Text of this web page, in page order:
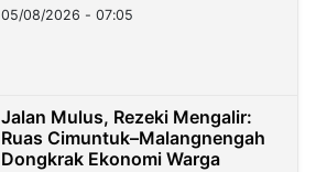
05/08/2026 - 07:05
Jalan Mulus, Rezeki Mengalir:
Ruas Cimuntuk–Malangnengah
Dongkrak Ekonomi Warga